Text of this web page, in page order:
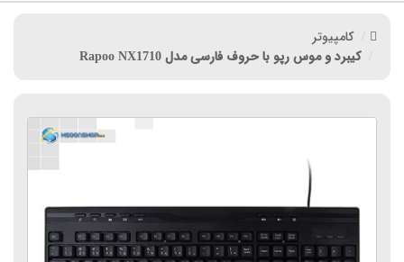
کامپیوتر
کیبرد و موس رپو با حروف فارسی مدل Rapoo NX1710